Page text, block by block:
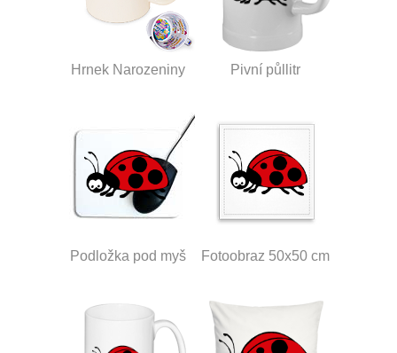
Hrnek Narozeniny Pivní půllitr
Podložka pod myš Fotoobraz 50x50 cm